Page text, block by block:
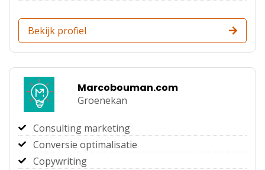
Bekijk profiel
Marcobouman.com
Groenekan
Consulting marketing
Conversie optimalisatie
Copywriting